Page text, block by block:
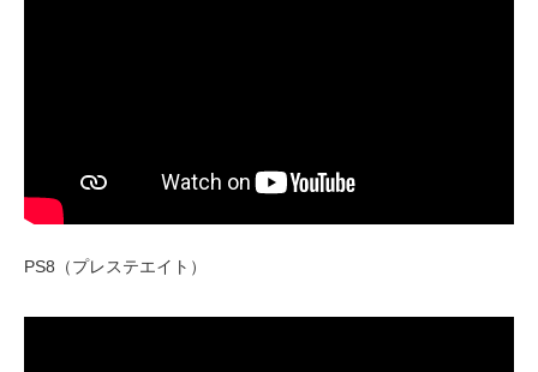
PS8（プレステエイト）